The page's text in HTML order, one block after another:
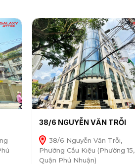
38/6 NGUYỄN VĂN TRỖI
38/6 Nguyễn Văn Trỗi,
Phường Cầu Kiệu (Phường 15,
Quận Phú Nhuận)